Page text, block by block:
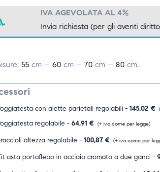
IVA AGEVOLATA AL 4%
Invia richiesta (per gli aventi
55cm – 60cm – 70cm – 80cm.
con alette parietali regolabili - 145,02 €
regolabile - 64,91 € (+ iva come per legge)
altezza regolabile - 100,87 € (+ iva come per
asta portaflebo in acciaio cromato a due ganci -